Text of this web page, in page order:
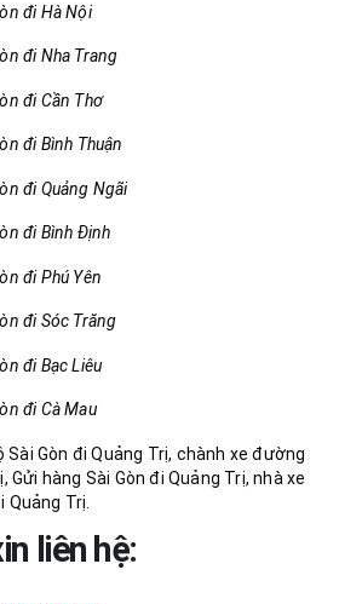
đi Hà Nội
đi Nha Trang
đi Cần Thơ
đi Bình Thuận
đi Quảng Ngãi
đi Bình Định
đi Phú Yên
đi Sóc Trăng
đi Bạc Liêu
đi Cà Mau
Gòn đi Quảng Trị, chành xe đường
Gửi hàng Sài Gòn đi Quảng Trị, nhà xe
Quảng Trị.
liên hệ: